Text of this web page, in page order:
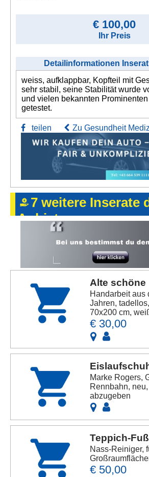
€ 100,00
Ihr Preis
Detailinformationen
weiss, aufklappbar, Kopfteil mit
sehr stabil, seine Stabilität wurde
und vielen bekannten
getestet.
teilen Zu Gesundheit
7 weitere Inserate
Anbieters
Alte schöne
Handarbeit aus
Jahren,
70x200 cm,
€ 30,00
Marke Rogers,
Rennbahn,
abzugeben
Teppich-
Nass-Reiniger,
€ 50,00